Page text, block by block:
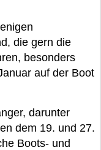
die gern die
besonders
auf der Boot
darunter
dem 19. und 27.
Boots- und